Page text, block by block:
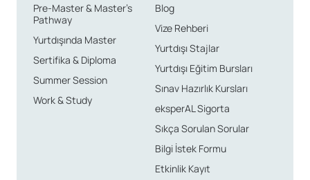
Pre-Master & Master’s
Pathway
Yurtdışında Master
Sertifika & Diploma
Summer Session
Work & Study
Blog
Vize Rehberi
Yurtdışı Stajlar
Yurtdışı Eğitim Bursları
Sınav Hazırlık Kursları
eksperAL Sigorta
Sıkça Sorulan Sorular
Bilgi İstek Formu
Etkinlik Kayıt